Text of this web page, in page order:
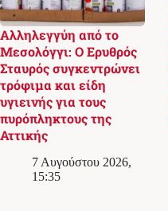
Αλληλεγγύη από το
Μεσολόγγι: Ο Ερυθρός
Σταυρός συγκεντρώνει
τρόφιμα και είδη
υγιεινής για τους
πυρόπληκτους της
Αττικής
7 Αυγούστου 2026,
15:35